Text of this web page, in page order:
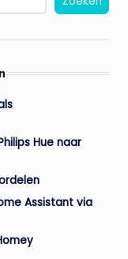
Hue naar
Assistant via